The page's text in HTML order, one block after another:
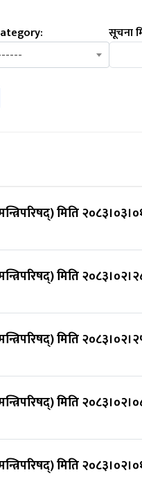
सूचना
मिति
मिति
मिति
मिति
मिति